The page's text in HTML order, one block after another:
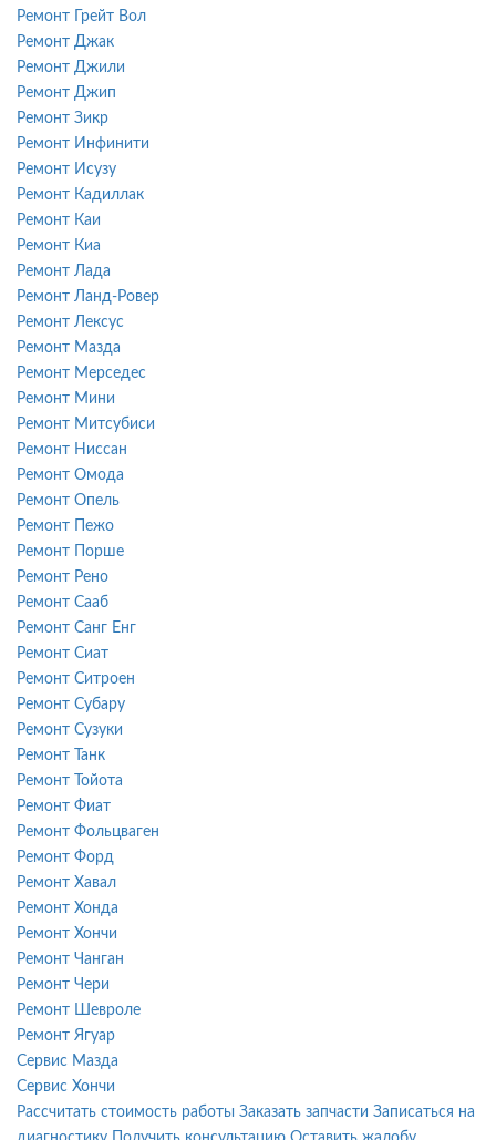
Ремонт Грейт Вол
Ремонт Джак
Ремонт Джили
Ремонт Джип
Ремонт Зикр
Ремонт Инфинити
Ремонт Исузу
Ремонт Кадиллак
Ремонт Каи
Ремонт Киа
Ремонт Лада
Ремонт Ланд-Ровер
Ремонт Лексус
Ремонт Мазда
Ремонт Мерседес
Ремонт Мини
Ремонт Митсубиси
Ремонт Ниссан
Ремонт Омода
Ремонт Опель
Ремонт Пежо
Ремонт Порше
Ремонт Рено
Ремонт Сааб
Ремонт Санг Енг
Ремонт Сиат
Ремонт Ситроен
Ремонт Субару
Ремонт Сузуки
Ремонт Танк
Ремонт Тойота
Ремонт Фиат
Ремонт Фольцваген
Ремонт Форд
Ремонт Хавал
Ремонт Хонда
Ремонт Хончи
Ремонт Чанган
Ремонт Чери
Ремонт Шевроле
Ремонт Ягуар
Сервис Мазда
Сервис Хончи
Рассчитать стоимость работы Заказать запчасти Записаться на